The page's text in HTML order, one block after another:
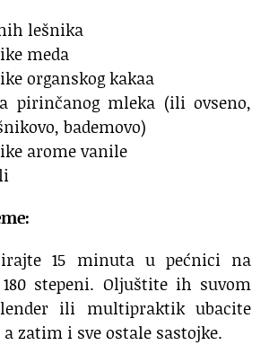
lešnika
meda
organskog kakaa
pirinčanog mleka (ili ovseno,
bademovo)
arome vanile
15 minuta u pećnici na
stepeni. Oljuštite ih suvom
ili multipraktik ubacite
zatim i sve ostale sastojke.